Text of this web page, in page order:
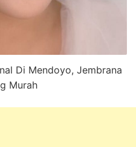
Di Mendoyo, Jembrana
Murah